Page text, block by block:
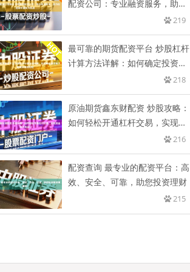
配资公司：专业融资服务，助力
219
最可靠的期货配资平台 炒股杠杆
计算方法详解：如何确定投资放
218
原油期货鑫东财配资 炒股攻略：
如何轻松开通杠杆交易，实现资
216
配资查询 最专业的配资平台：高
效、安全、可靠，助您投资理财
215